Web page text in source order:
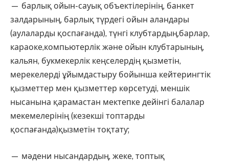
— барлық ойын-сауық объектілерінің, банкет
залдарының, барлық түрдегі ойын аландары
(аулаларды қоспағанда), түнгі клубтардың,барлар,
караоке,компьютерлік және ойын клубтарының,
кальян, букмекерлік кеңселердің қызметін,
мерекелерді ұйымдастыру бойынша кейтерингтік
қызметтер мен қызметтер көрсетуді, меншік
нысанына қарамастан мектепке дейінгі балалар
мекемелерінің (кезекші топтарды
қоспағанда)қызметін тоқтату;
— мәдени нысандардың, жеке, топтық